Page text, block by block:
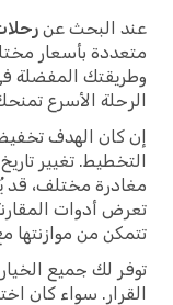
عند البحث عن
متعددة بأسعار
وطريقتك المفضلة
الرحلة الأسرع
إن كان الهدف
التخطيط. تغيير
مغادرة مختلف،
تعرض أدوات
تتمكن من موازنتها
توفر لك جميع
القرار. سواء كان